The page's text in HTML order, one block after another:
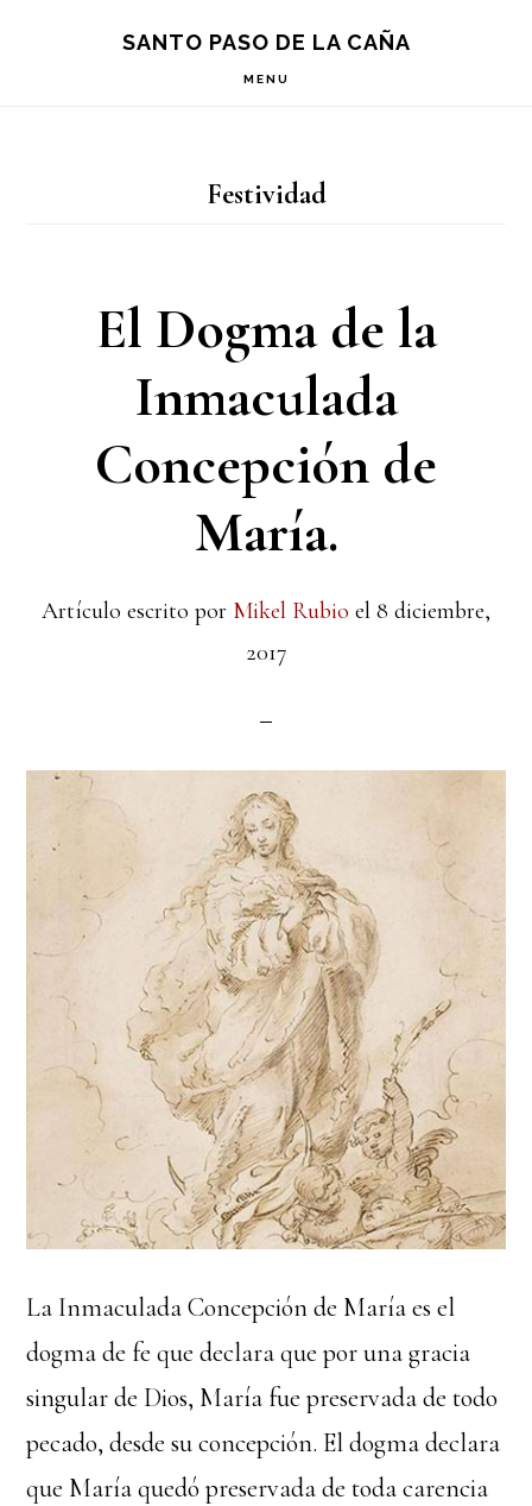
SANTO PASO DE LA CAÑA
MENU
Festividad
El Dogma de la
Inmaculada
Concepción de
María.
Artículo escrito por Mikel Rubio el 8 diciembre,
2017
La Inmaculada Concepción de María es el
dogma de fe que declara que por una gracia
singular de Dios, María fue preservada de todo
pecado, desde su concepción. El dogma declara
que María quedó preservada de toda carencia